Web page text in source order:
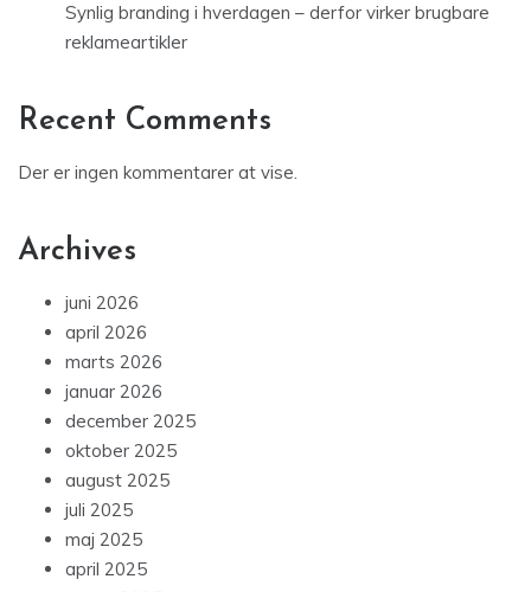
Synlig branding i hverdagen – derfor virker brugbare
reklameartikler
Recent Comments
Der er ingen kommentarer at vise.
Archives
juni 2026
april 2026
marts 2026
januar 2026
december 2025
oktober 2025
august 2025
juli 2025
maj 2025
april 2025